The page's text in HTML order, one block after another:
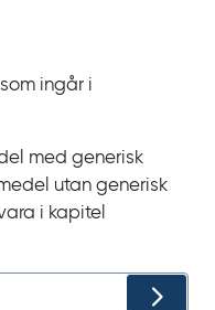
ingår i
med generisk
utan generisk
i kapitel